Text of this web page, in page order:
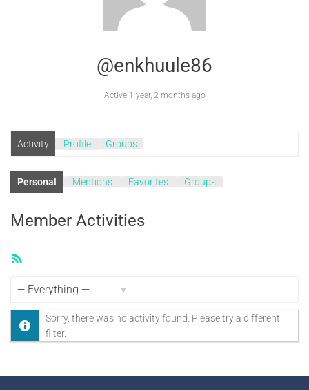
@enkhuule86
Active 1 year, 2 months ago
Activity Profile Groups
Personal Mentions Favorites Groups
Member Activities
Sorry, there was no activity found. Please try a different
filter.